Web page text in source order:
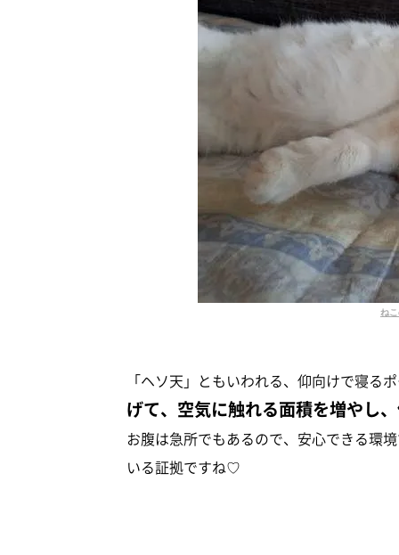
ね
「ヘソ天」ともいわれる、仰向けで寝る
げて、空気に触れる面積を増やし
お腹は急所でもあるので、安心できる環
いる証拠ですね♡